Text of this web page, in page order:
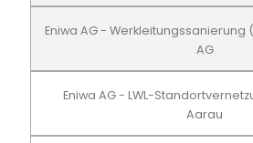
Eniwa AG - Werkleitungssanierung
AG
Eniwa AG - LWL-
Aarau